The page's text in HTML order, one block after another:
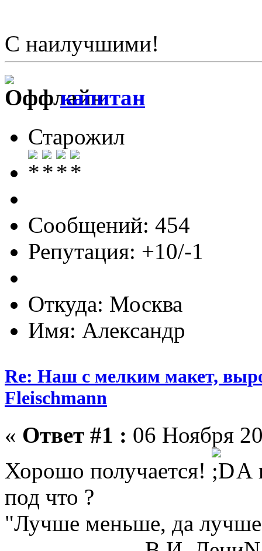
С наилучшими!
капитан
Старожил
Сообщений: 454
Репутация: +10/-1
Откуда: Москва
Имя: Александр
Re: Наш с мелким макет,
Fleischmann
« Ответ #1 : 06 Ноября
Хорошо получается!
А
под что ?
"Лучше меньше, да